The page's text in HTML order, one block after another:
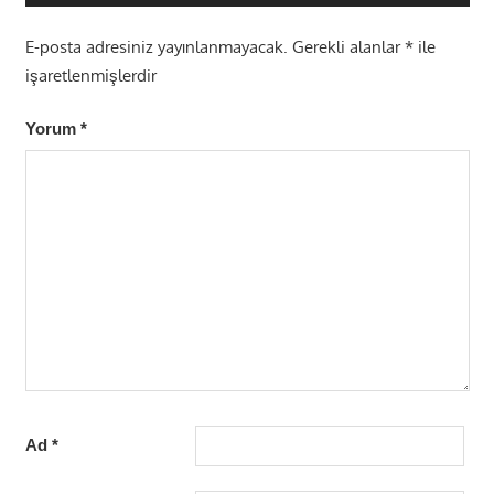
E-posta adresiniz yayınlanmayacak. Gerekli alanlar*ile
işaretlenmişlerdir
Yorum *
Ad *